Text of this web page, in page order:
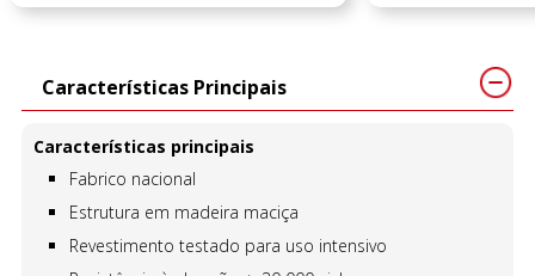
preço
preço
Características Principais
Características principais
Fabrico nacional
Estrutura em madeira maciça
Revestimento testado para uso intensivo